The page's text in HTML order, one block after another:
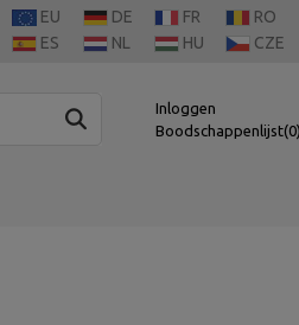
EU DE FR
RO
ES NL HU CZE
Inloggen
Boodschappenlijst 0